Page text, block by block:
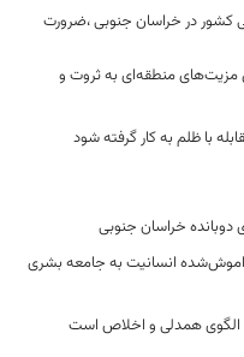
کشور در خراسان جنوبی ،ضرورت
مزیت‌های منطقه‌ای به ثروت و
با ظلم به کار گرفته شود
انسانیت به جامعه بشری
الگوی همدلی و اخلاص است